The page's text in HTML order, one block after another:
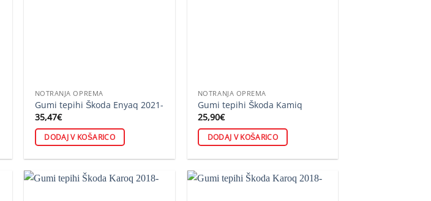
NOTRANJA OPREMA
Gumi tepihi Škoda Enyaq 2021-
35,47€
DODAJ V KOŠARICO
NOTRANJA OPREMA
Gumi tepihi Škoda Kamiq
25,90€
DODAJ V KOŠARICO